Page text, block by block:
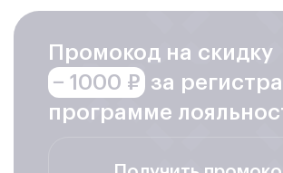
самостоятельно, взять на себя
возможные риски. Но лучшее решение –
ремонт, обратившись в наш офис, тогда
гарантировано качественно и безопасно.
Почему клиенты нам
Замена стекла айфон 15 2023 года –
Промокод на скидку
− 1000 ₽ за
программе